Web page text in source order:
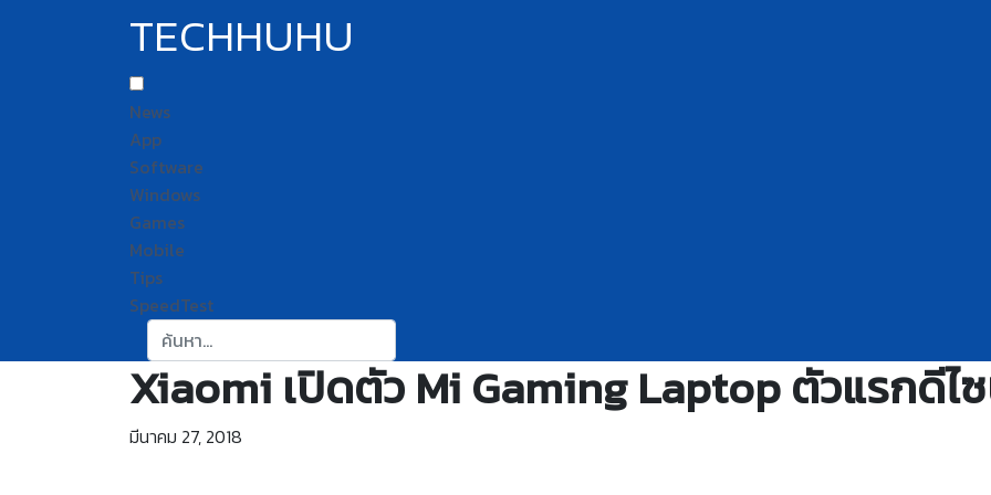
TECHHUHU
News
App
Software
Windows
Games
Mobile
Tips
SpeedTest
ค้นหา:
Xiaomi เปิดตัว Mi Gaming Laptop ตัวแรกดีไ
มีนาคม 27, 2018